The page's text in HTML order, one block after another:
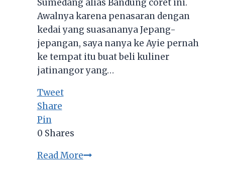
Sumedang alias Bandung coret ini.
Awalnya karena penasaran dengan
kedai yang suasananya Jepang-
jepangan, saya nanya ke Ayie pernah
ke tempat itu buat beli kuliner
jatinangor yang…
Tweet
Share
Pin
0 Shares
Read MoreKedai